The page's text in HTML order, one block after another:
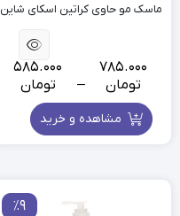
ماسک مو حاوی کراتین اسکای شاین
785.000
تومان
–
585.000
تومان
مشاهده و خرید
٪9